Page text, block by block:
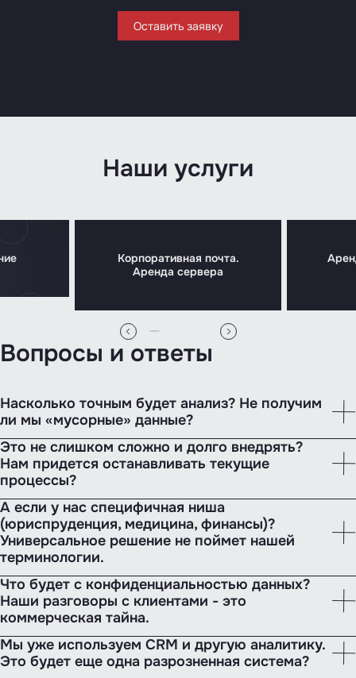
Оставить заявку
Наши услуги
Корпоративная почта.
Аренда сервера
Вопросы и ответы
Насколько точным будет анализ? Не получим
ли мы «мусорные» данные?
Это не слишком сложно и долго внедрять?
Нам придется останавливать текущие
процессы?
А если у нас специфичная ниша
(юриспруденция, медицина, финансы)?
Универсальное решение не поймет нашей
терминологии.
Что будет с конфиденциальностью данных?
Наши разговоры с клиентами - это
коммерческая тайна.
Мы уже используем CRM и другую аналитику.
Это будет еще одна разрозненная система?